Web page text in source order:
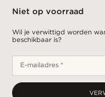
Niet op voorraad
Wil je verwittigd worden
beschikbaar is?
E-mailadres *